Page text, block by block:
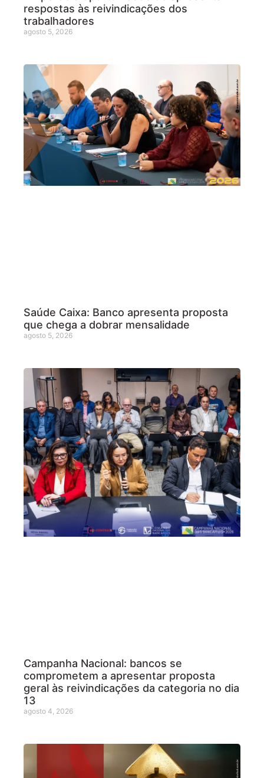
respostas às reivindicações dos
trabalhadores
agosto 5, 2026
Saúde Caixa: Banco apresenta proposta
que chega a dobrar mensalidade
agosto 5, 2026
Campanha Nacional: bancos se
comprometem a apresentar proposta
geral às reivindicações da categoria no dia
13
agosto 4, 2026